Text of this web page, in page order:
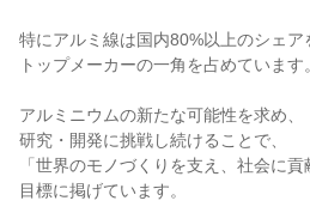
特にアルミ線は国内80%以上のシェア
トップメーカーの一角を占めています。
アルミニウムの新たな可能性を求め、
研究・開発に挑戦し続けることで、
「世界のモノづくりを支え、社会に
目標に掲げています。